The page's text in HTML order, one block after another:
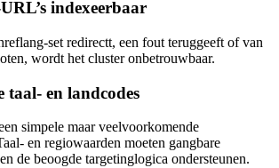
indexeerbaar
set redirectt, een fout teruggeeft of van
wordt het cluster onbetrouwbaar.
taal- en landcodes
simpele maar veelvoorkomende
en regiowaarden moeten gangbare
de beoogde targetinglogica ondersteunen.